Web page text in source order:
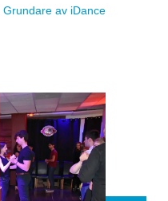
Grundare av iDance